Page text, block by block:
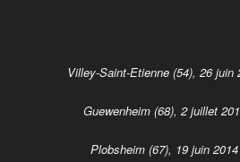
Villey-Saint-Etienne (54), 26 juin
Guewenheim (68), 2 juillet
Plobsheim (67), 19 juin 2014